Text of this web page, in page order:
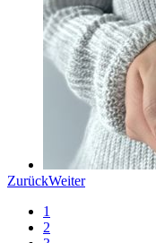
ZurückWeiter
1
2